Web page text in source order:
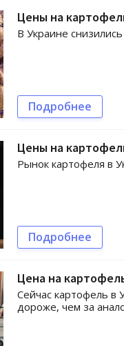
Цены на
В Украине
Подробнее
Цены на
Рынок картофеля в
Подробнее
Цена на
Сейчас картофель в
дороже, чем за